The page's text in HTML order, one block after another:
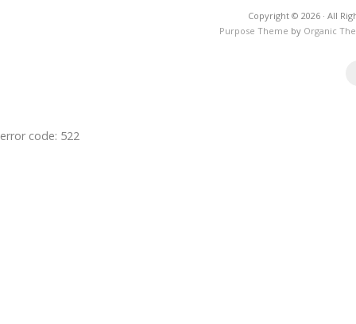
Copyright © 2026 · All
Purpose Theme by Organic
error code: 522